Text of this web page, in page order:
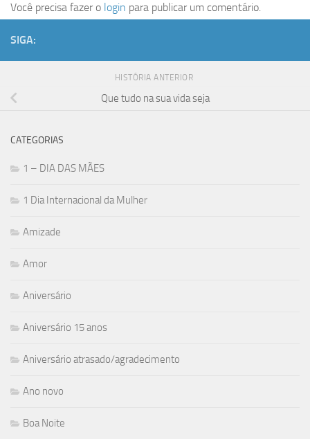
Você precisa fazer o login para publicar um comentário.
SIGA:
HISTÓRIA ANTERIOR
Que tudo na sua vida seja
CATEGORIAS
1 – DIA DAS MÃES
1 Dia Internacional da Mulher
Amizade
Amor
Aniversário
Aniversário 15 anos
Aniversário atrasado/agradecimento
Ano novo
Boa Noite